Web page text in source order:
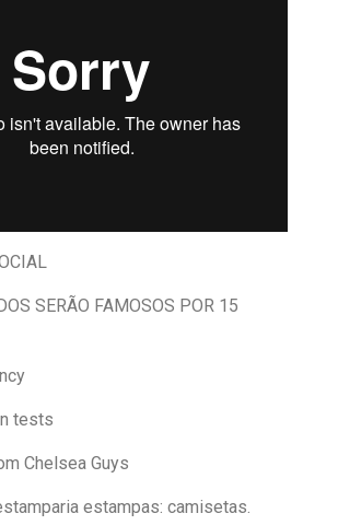
SERÃO FAMOSOS POR 15
tests
Chelsea Guys
estampas: camisetas.